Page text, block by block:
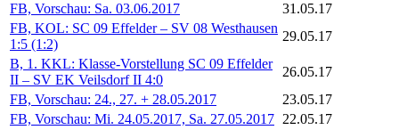
FB, Vorschau: Sa. 03.06.2017
31.05.17
FB, KOL: SC 09 Effelder – SV 08 Westhausen
1:5 (1:2)
29.05.17
B, 1. KKL: Klasse-Vorstellung SC 09 Effelder
II – SV EK Veilsdorf II 4:0
26.05.17
FB, Vorschau: 24., 27. + 28.05.2017
23.05.17
FB, Vorschau: Mi. 24.05.2017, Sa. 27.05.2017 22.05.17